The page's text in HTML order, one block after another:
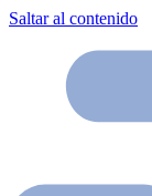
Saltar al contenido